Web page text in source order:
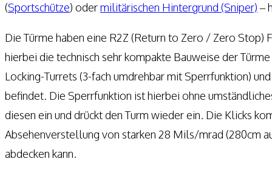
(Sportschütze) odermilitärischen Hintergrund (Sniper)–
Die Türme haben eine R2Z (Return to Zero / Zero
hierbei die technisch sehr kompakte Bauweise der
Locking-Turrets (3-fach umdrehbar mit Sperrfunktion)
befindet. Die Sperrfunktion ist hierbei ohne
diesen ein und drückt den Turm wieder ein. Die Klicks
Absehenverstellung von starken 28 Mils/mrad (280cm
abdecken kann.